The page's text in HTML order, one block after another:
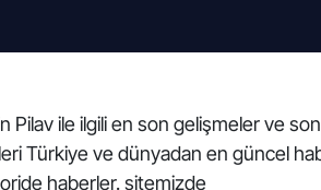
ile ilgili en son gelişmeler ve
Türkiye ve dünyadan en güncel
haberler. sitemizde